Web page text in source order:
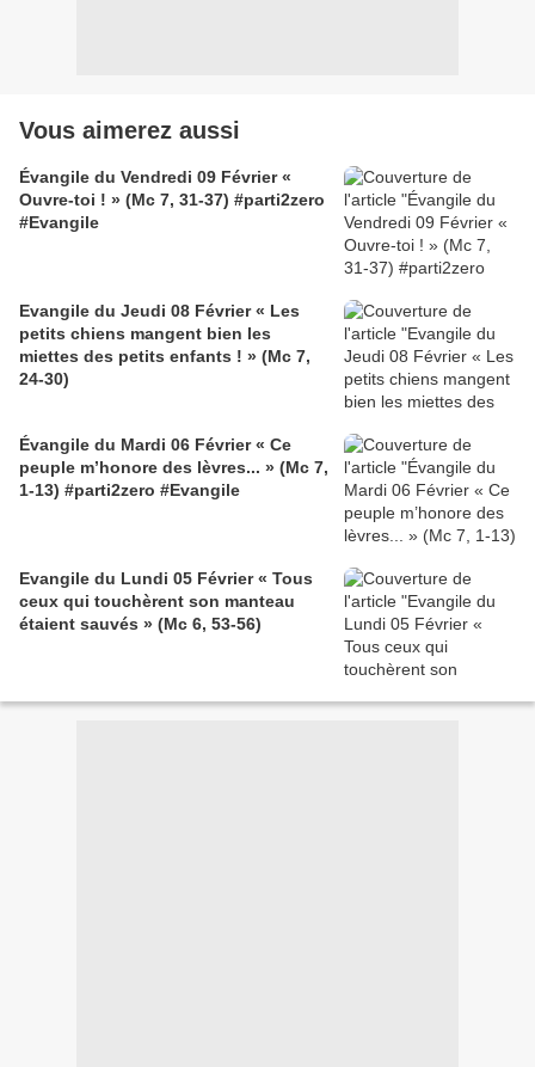
Vous aimerez aussi
Évangile du Vendredi 09 Février «
Ouvre-toi ! » (Mc 7, 31-37) #parti2zero
#Evangile
Evangile du Jeudi 08 Février « Les
petits chiens mangent bien les
miettes des petits enfants ! » (Mc 7,
24-30)
Évangile du Mardi 06 Février « Ce
peuple m’honore des lèvres... » (Mc 7,
1-13) #parti2zero #Evangile
Evangile du Lundi 05 Février « Tous
ceux qui touchèrent son manteau
étaient sauvés » (Mc 6, 53-56)